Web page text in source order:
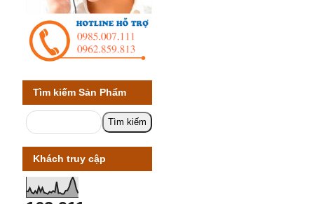
Tìm kiếm Sản Phẩm
Khách truy cập